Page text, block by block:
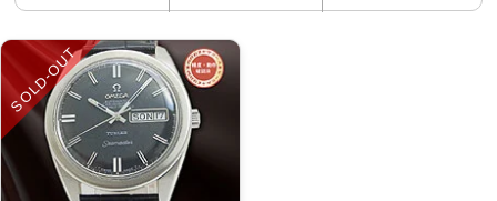
アーカイブ
SOLD-OUT